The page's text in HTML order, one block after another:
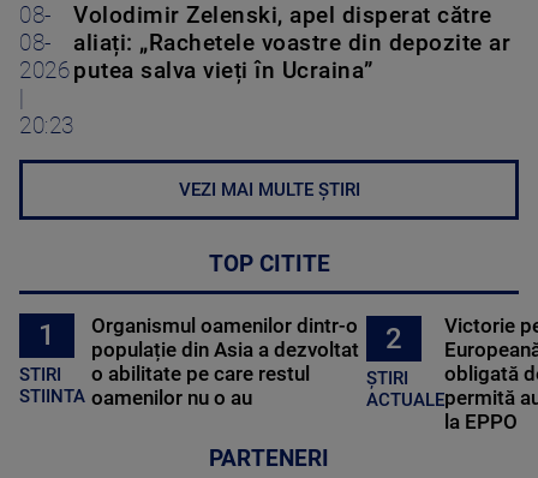
08-
08-
2026
|
20:23
Volodimir Zelenski, apel disperat către
aliați: „Rachetele voastre din depozite ar
putea salva vieți în Ucraina”
VEZI MAI MULTE ȘTIRI
TOP CITITE
1
STIRI
STIINTA
Organismul oamenilor dintr-o
populație din Asia a dezvoltat
o abilitate pe care restul
oamenilor nu o au
2
ȘTIRI
ACTUALE
Victorie
obligată
permită
la EPPO
PARTENERI